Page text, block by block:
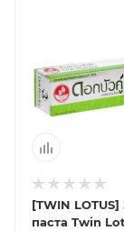
[TWIN
паста Twin